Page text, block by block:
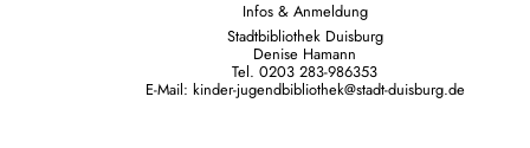
Infos & Anmeldung
Stadtbibliothek Duisburg
Denise Hamann
Tel. 0203 283-986353
E-Mail: kinder-jugendbibliothek@stadt-duisburg.de